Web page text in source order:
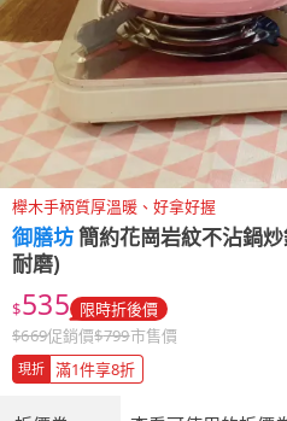
櫸木手柄質厚溫暖、好拿好握
御膳坊簡約花崗岩紋不沾鍋
耐磨)
$535 限時折後價
$669促銷價$799市售價
現折 滿1件享8折